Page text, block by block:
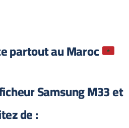
partout au Maroc
Samsung M33 et
de :